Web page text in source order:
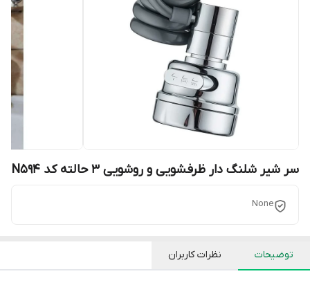
سر شیر شلنگ دار ظرفشویی و روشویی 3 حالته کد N594
None
توضیحات نظرات کاربران